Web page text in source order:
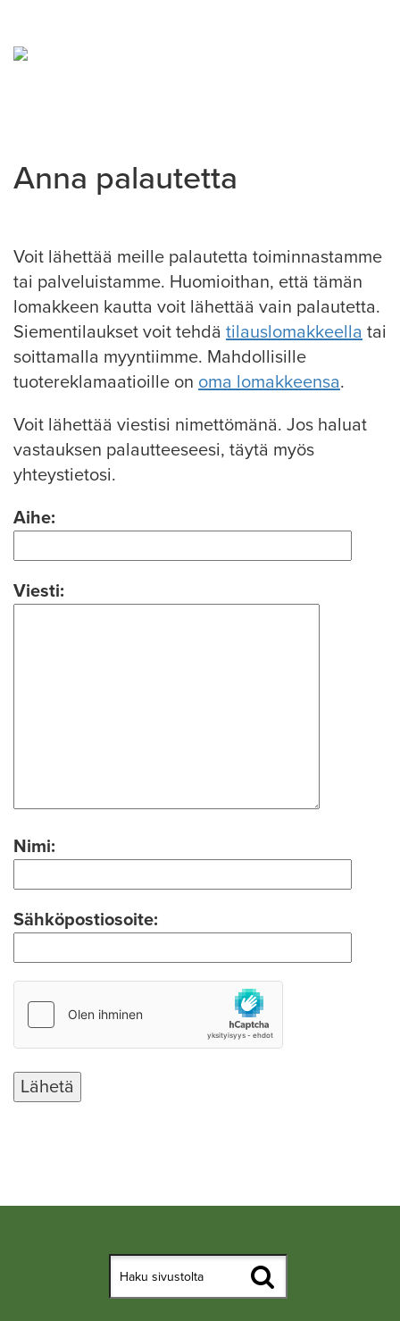
Anna palautetta
Voit lähettää meille palautetta toiminnastamme
tai palveluistamme. Huomioithan, että tämän
lomakkeen kautta voit lähettää vain palautetta.
Siementilaukset voit tehdä tilauslomakkeella tai
soittamalla myyntiimme. Mahdollisille
tuotereklamaatioille on oma lomakkeensa.
Voit lähettää viestisi nimettömänä. Jos haluat
vastauksen palautteeseesi, täytä myös
yhteystietosi.
Aihe:
Viesti:
Nimi:
Sähköpostiosoite: